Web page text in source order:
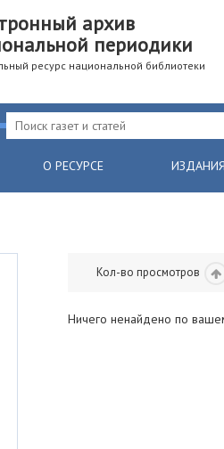
архив
периодики
ресурс национальной библиотеки
О РЕСУРСЕ ИЗДАНИЯ
Кол-во просмотров
Ничего ненайдено по